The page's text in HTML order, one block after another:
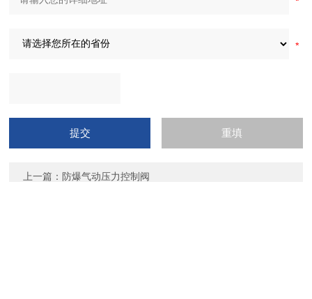
上一篇： 防爆气动压力控制阀